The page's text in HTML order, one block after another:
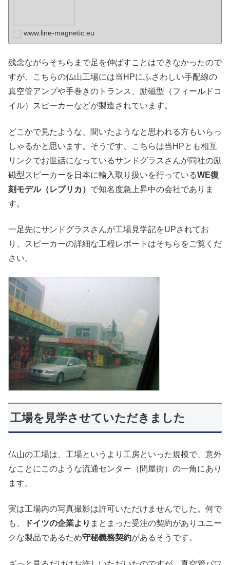
www.line-magnetic.eu
残念ながらそちらまで足を伸ばすことはできなかったので
すが、こちらの仏山工場には当HPにふさわしい手配線の
真空管アンプや手巻きのトランス、励磁型（フィールドコ
イル）スピーカーなどが製造されています。
どこかで見たような、聞いたようなと思われる方もいらっ
しゃるかと思います。そうです、こちらは当HPとも相互
リンクでお世話になっているサンドグラスさんが同社の励
磁型スピーカーを日本に輸入取り扱いを行っているWE復
刻モデル（レプリカ） で知名度急上昇中の会社でありま
す。
一足先にサンドグラスさんが工場見学記をUPされてお
り、スピーカーの詳細な工程レポートはそちらをご覧くだ
さい。
工場を見学させていただきました
仏山の工場は、工場というより工房といった規模で、意外
なことにこのような流通センター（問屋街）の一角にあり
ます。
実は工場内の写真撮影は許可いただけませんでした。何で
も、
ドイツの企業より まとまった受注の契約がありユニー
クな製品であるため守秘義務契約があるそうです。